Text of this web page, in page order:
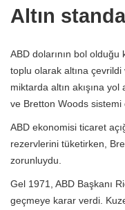
Altın
ABD dolarının bol
toplu olarak altına
miktarda altın akışına
ve Bretton Woods sistemi
ABD ekonomisi ticaret
rezervlerini tüketirken,
zorunluydu.
Gel 1971, ABD Başkanı
geçmeye karar verdi.